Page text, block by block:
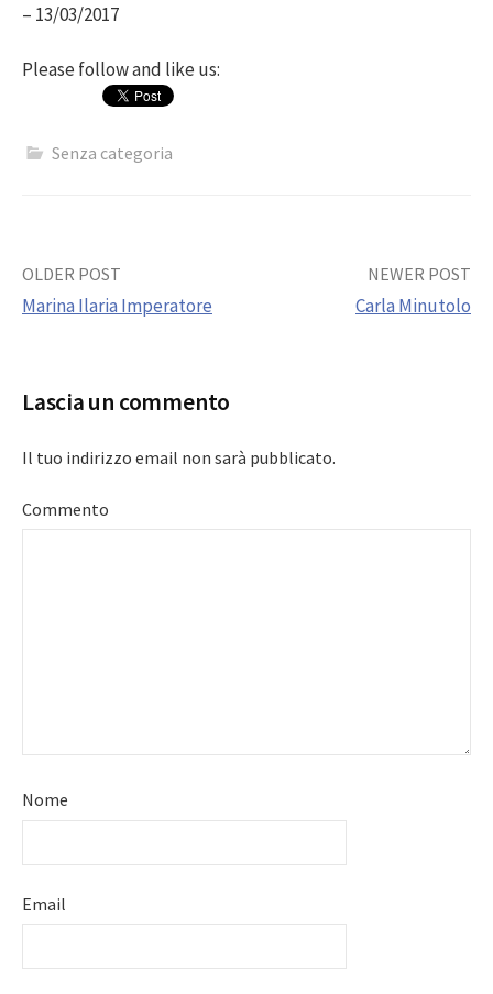
– 13/03/2017
Please follow and like us:
Senza categoria
Post
OLDER POST
Marina Ilaria Imperatore
NEWER POST
Carla Minutolo
Lascia un commento
Il tuo indirizzo email non sarà pubblicato.
Commento
Nome
Email